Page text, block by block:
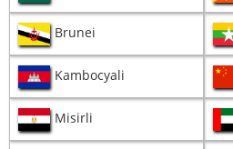
Brunei
Kambocyali
Misirli